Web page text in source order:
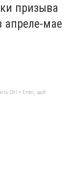
призыва
апреле-мае
Ctrl + Enter, щоб